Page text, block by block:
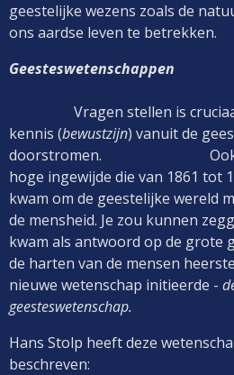
geestelijke wezens zoals de
ons aardse leven te betrekken.
Vragen stellen is
kennis (bewustzijn) vanuit de
doorstromen. Ook
hoge ingewijde die van 1861 tot
kwam om de geestelijke wereld
de mensheid. Je zou kunnen
kwam als antwoord op de grote
de harten van de mensen
nieuwe wetenschap initieerde -
Hans Stolp heeft deze